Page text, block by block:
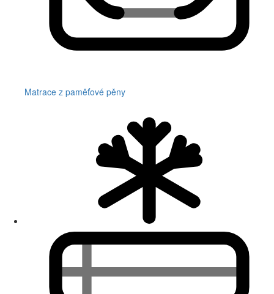
Matrace z paměťové pěny